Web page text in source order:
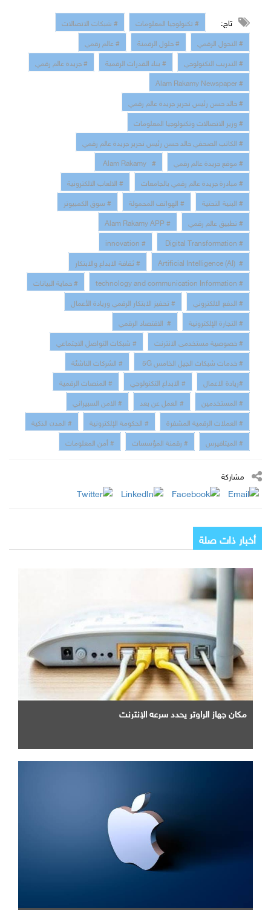
تاج: # تكنولوجيا المعلومات
# شبكات الاتصالات
# التحول الرقمي
# حلول الرقمنة
# عالم رقمي
# التدريب التكنولوجي
# بناء القدرات الرقمية
# جريدة عالم رقمي
# Alam Rakamy Newspaper
# خالد حسن رئيس تحرير جريدة عالم رقمي
# وزير الاتصالات وتكنولوجيا المعلومات
# الكاتب الصحفي خالد حسن رئيس تحرير جريدة عالم رقمي
# موقع جريدة عالم رقمي
# Alam Rakamy
# مبادرة جريدة عالم رقمي بالجامعات
# الالعاب الالكترونية
# البنية التحتية
# الهواتف المحمولة
# سوق الكمبيوتر
# تطبيق عالم رقمي
# Alam Rakamy APP
# Digital Transformation
# innovation
# Artificial Intelligence (AI)
# ثقافة الابداع والابتكار
# technology and communication Information
# حماية البيانات
# الدفع الالكتروني
# تحفيز الابتكار الرقمي وريادة الأعمال
# التجارة الإلكترونية
# الاقتصاد الرقمي
# خصوصية مستخدمى الانترنت
# شبكات التواصل الاجتماعي
# خدمات شبكات الجيل الخامس 5G
# الشركات الناشئة
#ريادة الاعمال
# الابداع التكنولوجي
# المنصات الرقمية
# المستخدمين
# العمل عن بعد
# الامن السبيراني
# العملات الرقمية المشفرة
# الحكومة الإلكترونية
# المدن الذكية
# الميتافيرس
# رقمنة المؤسسات # أمن المعلومات
مشاركة
أخبار ذات صلة
مكان جهاز الراوتر يحدد سرعه الإنترنت